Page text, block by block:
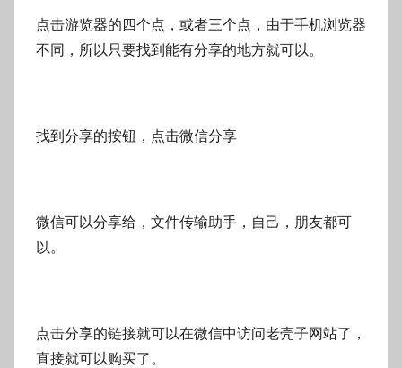
点击游览器的四个点，或者三个点，由于手机浏览器
不同，所以只要找到能有分享的地方就可以。
找到分享的按钮，点击微信分享
微信可以分享给，文件传输助手，自己，朋友都可
以。
点击分享的链接就可以在微信中访问老壳子网站了，
直接就可以购买了。